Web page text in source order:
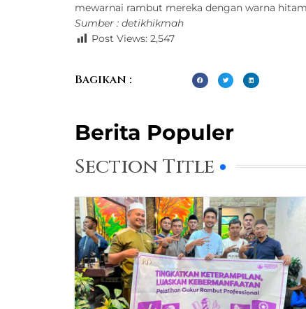
mewarnai rambut mereka dengan warna
Sumber : detikhikmah
Post Views: 2,547
Bagikan :
Berita Populer
Section Title